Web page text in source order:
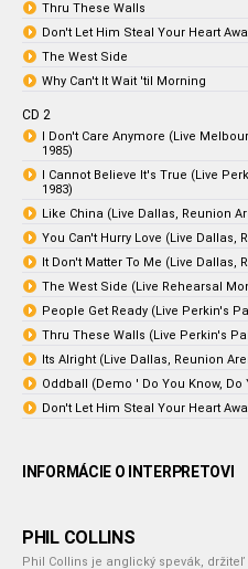
Thru These Walls
Don't Let Him Steal Your Heart
The West Side
Why Can't It Wait 'til Morning
CD 2
I Don't Care Anymore (Live
1985)
I Cannot Believe It's True (Live
1983)
Like China (Live Dallas, Reunion
You Can't Hurry Love (Live Dallas,
It Don't Matter To Me (Live Dallas,
The West Side (Live Rehearsal
People Get Ready (Live Perkin's
Thru These Walls (Live Perkin's
Its Alright (Live Dallas, Reunion
Oddball (Demo ' Do You Know, Do
Don't Let Him Steal Your Heart
INFORMÁCIE O INTERPRETOVI
PHIL COLLINS
Phil Collins je anglický spevák,